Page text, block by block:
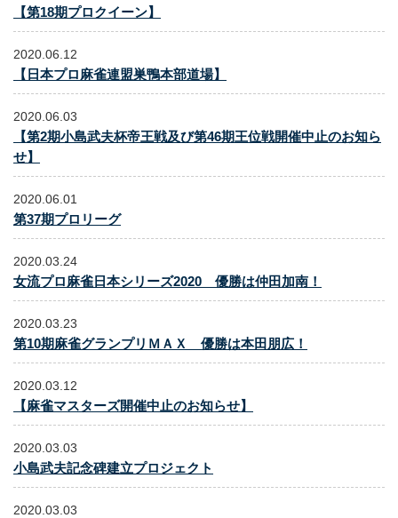
【第18期プロクイーン】
2020.06.12
【日本プロ麻雀連盟巣鴨本部道場】
2020.06.03
【第2期小島武夫杯帝王戦及び第46期王位戦開催中止のお知ら
せ】
2020.06.01
第37期プロリーグ
2020.03.24
女流プロ麻雀日本シリーズ2020 優勝は仲田加南！
2020.03.23
第10期麻雀グランプリＭＡＸ 優勝は本田朋広！
2020.03.12
【麻雀マスターズ開催中止のお知らせ】
2020.03.03
小島武夫記念碑建立プロジェクト
2020.03.03